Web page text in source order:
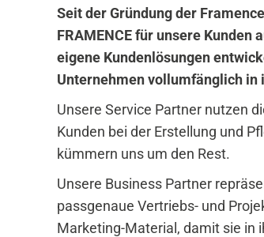
Seit der Gründung der
FRAMENCE für unsere
eigene Kundenlösungen
Unternehmen vollumfänglich
Unsere Service Partner nutzen
Kunden bei der Erstellung und
kümmern uns um den Rest.
Unsere Business Partner
passgenaue Vertriebs- und
Marketing-Material, damit sie in